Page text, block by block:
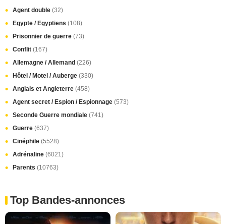
Agent double (32)
Egypte / Egyptiens (108)
Prisonnier de guerre (73)
Conflit (167)
Allemagne / Allemand (226)
Hôtel / Motel / Auberge (330)
Anglais et Angleterre (458)
Agent secret / Espion / Espionnage (573)
Seconde Guerre mondiale (741)
Guerre (637)
Cinéphile (5528)
Adrénaline (6021)
Parents (10763)
Top Bandes-annonces